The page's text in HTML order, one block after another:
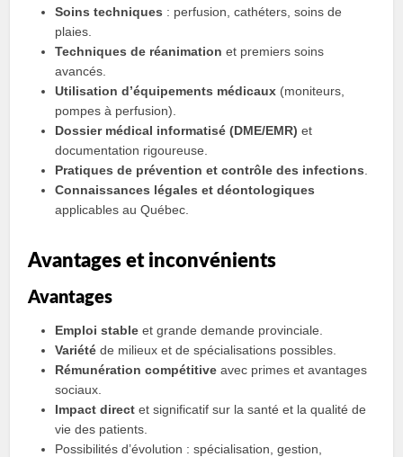
Soins techniques : perfusion, cathéters, soins de
plaies.
Techniques de réanimation et premiers soins
avancés.
Utilisation d’équipements médicaux (moniteurs,
pompes à perfusion).
Dossier médical informatisé (DME/EMR) et
documentation rigoureuse.
Pratiques de prévention et contrôle des infections
Connaissances légales et déontologiques
applicables au Québec.
Avantages et inconvénients
Avantages
Emploi stable et grande demande provinciale.
Variété de milieux et de spécialisations possibles.
Rémunération compétitive avec primes et avantages
sociaux.
Impact direct et significatif sur la santé et la qualité de
vie des patients.
Possibilités d’évolution : spécialisation, gestion,